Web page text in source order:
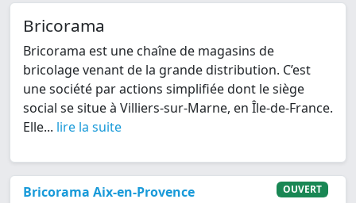
Bricorama
Bricorama est une chaîne de magasins de
bricolage venant de la grande distribution. C’est
une société par actions simplifiée dont le siège
social se situe à Villiers-sur-Marne, en Île-de-France.
Elle... lire la suite
Bricorama Aix-en-Provence OUVERT